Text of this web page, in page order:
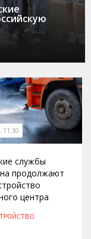
службы
продолжают
центра